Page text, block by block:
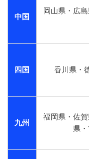
中国
岡山県・広
四国 香川県・
九州
福岡県・佐
県